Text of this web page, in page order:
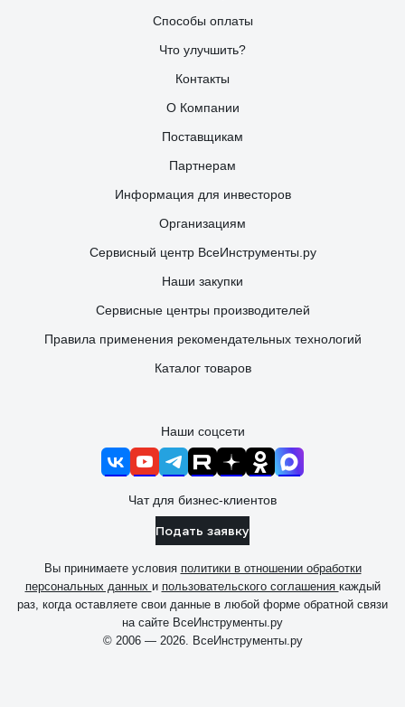
Способы оплаты
Что улучшить?
Контакты
О Компании
Поставщикам
Партнерам
Информация для инвесторов
Организациям
Сервисный центр ВсеИнструменты.ру
Наши закупки
Сервисные центры производителей
Правила применения рекомендательных технологий
Каталог товаров
Наши соцсети
Чат для бизнес-клиентов
Подать заявку
Вы принимаете условия политики в отношении обработки
персональных данных и пользовательского соглашения каждый
раз, когда оставляете свои данные в любой форме обратной связи
на сайте ВсеИнструменты.ру
© 2006 — 2026. ВсеИнструменты.ру